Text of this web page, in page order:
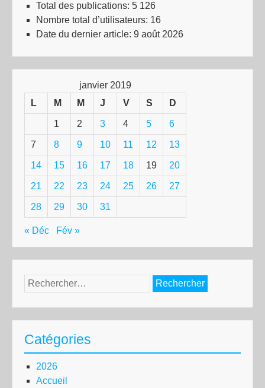
Total des publications: 5 126
Nombre total d’utilisateurs: 16
Date du dernier article: 9 août 2026
janvier 2019
L
M M J V S D
1 2 3 4 5 6
7 8 9 10 11 12 13
14 15 16 17 18 19 20
21 22 23 24 25 26 27
28 29 30 31
« Déc Fév »
Rechercher :
Catégories
2026
Accueil